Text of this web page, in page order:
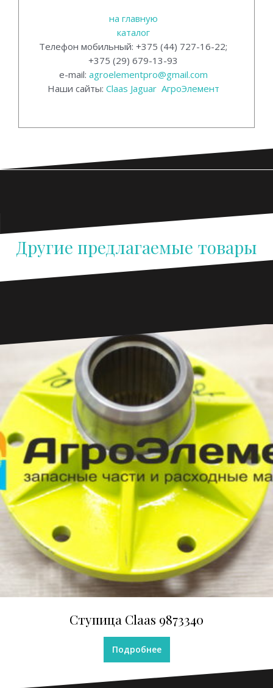
на главную
каталог
Телефон мобильный: +375 (44) 727-16-22;
+375 (29) 679-13-93
e-mail: agroelementpro@gmail.com
Наши сайты: Claas Jaguar АгроЭлемент
Другие предлагаемые товары
Ступица Claas 9873340
Подробнее